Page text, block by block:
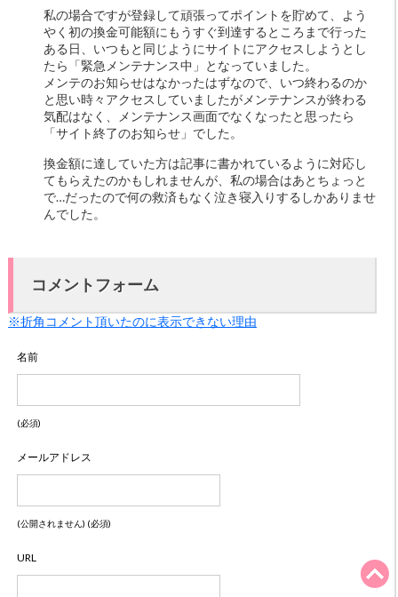
私の場合ですが登録して頑張ってポイントを貯めて、よう
やく初の換金可能額にもうすぐ到達するところまで行った
ある日、いつもと同じようにサイトにアクセスしようとし
たら「緊急メンテナンス中」となっていました。
メンテのお知らせはなかったはずなので、いつ終わるのか
と思い時々アクセスしていましたがメンテナンスが終わる
気配はなく、メンテナンス画面でなくなったと思ったら
「サイト終了のお知らせ」でした。
換金額に達していた方は記事に書かれているように対応し
てもらえたのかもしれませんが、私の場合はあとちょっと
で…だったので何の救済もなく泣き寝入りするしかありませ
んでした。
コメントフォーム
※折角コメント頂いたのに表示できない理由
名前
(必須)
メールアドレス
(公開されません) (必須)
URL